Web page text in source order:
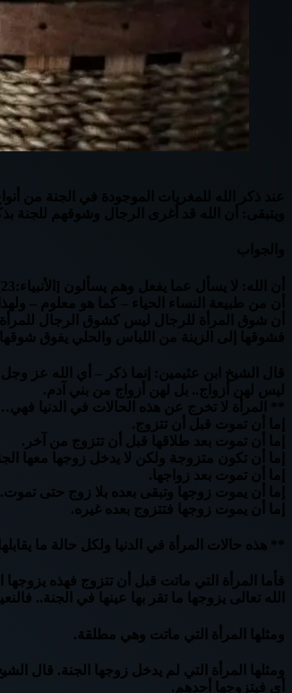
عند ذكر الله للمغريات الموجودة في الجنة من
ويتبقى: أن الله قد أغرى الرجال وشوقهم للجنة
أن الله: لا يسأل عما يفعل وهم يسألون [الأنبياء:23]، ولكن لا حرج أن نستفيد حكمة هذا العمل من النصوص الشرعية وأصول الإسلام فأقول:
أن من طبيعة النساء الحياء – كما هو معلوم –
أن شوق المرأة للرجال ليس كشوق الرجال
فشوقها إلى الزينة من اللباس والحلي يفوق
قال الشيخ ابن عثيمين: إنما ذكر – أي الله عز
ليس لهن أزواج.. بل لهن أزواج من بني آدم.
** المرأة لا تخرج عن هذه الحالات في الدنيا
إما أن تموت قبل أن تتزوج.
إما أن تموت بعد طلاقها قبل أن تتزوج من آخر.
إما أن تكون متزوجة ولكن لا يدخل زوجها معها
إما أن تموت بعد زواجها.
إما أن يموت زوجها وتبقى بعده بلا زوج حتى تموت.
إما أن يموت زوجها فتتزوج بعده غيره.
** هذه حالات المرأة في الدنيا ولكل حالة ما
فأما المرأة التي ماتت قبل أن تتزوج فهذه
الله تعالى يزوجها ما تقر بها عينها في الجنة..
ومثلها المرأة التي ماتت وهي مطلقة.
ومثلها المرأة التي لم يدخل زوجها الجنة. قال
أي فيتزوجها أحدهم.